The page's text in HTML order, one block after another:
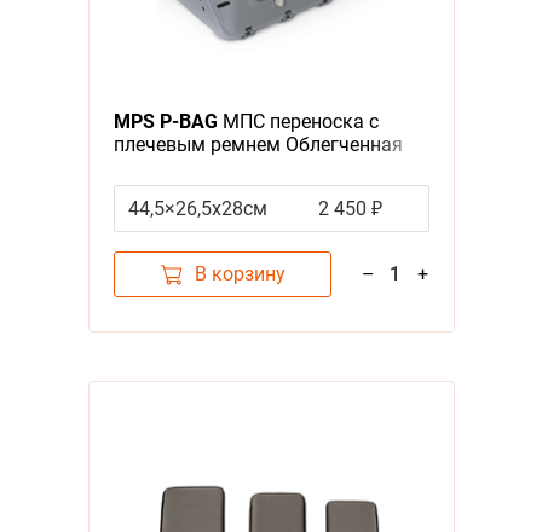
MPS P-BAG МПС переноска с
плечевым ремнем Облегченная
44,5×26,5x28см
2 450 ₽
В корзину – 1 +